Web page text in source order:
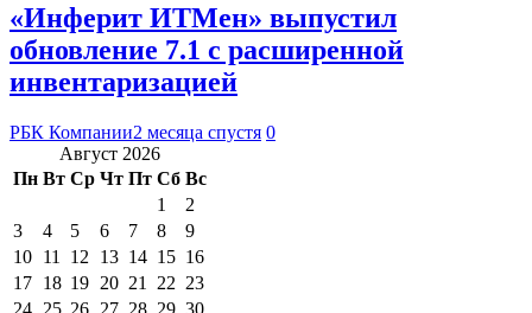
«Инферит ИТМен» выпустил
обновление 7.1 с расширенной
инвентаризацией
РБК Компании2 месяца спустя 0
Август 2026
Пн Вт Ср Чт Пт Сб Вс
1
2
3
4 5 6 7 8
9
10 11 12 13 14 15 16
17 18 19 20 21 22 23
24 25 26 27 28 29 30